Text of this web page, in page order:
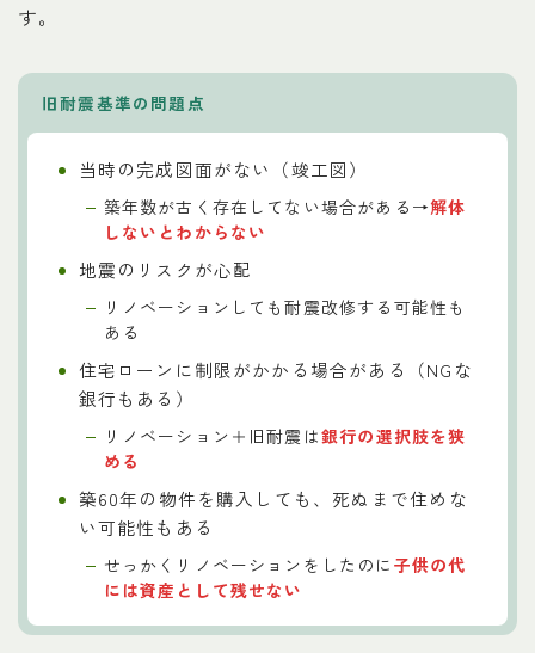
す。
旧耐震基準の問題点
当時の完成図面がない（竣工図）
築年数が古く存在してない場合がある→解体
しないとわからない
地震のリスクが心配
リノベーションしても耐震改修する可能性も
ある
住宅ローンに制限がかかる場合がある（NGな
銀行もある）
リノベーション＋旧耐震は銀行の選択肢を狭
める
築60年の物件を購入しても、死ぬまで住めな
い可能性もある
せっかくリノベーションをしたのに 子供の代
には資産として残せない